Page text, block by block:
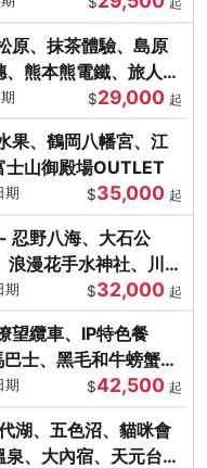
原、抹茶體驗、島原
熊本熊電鐵、旅人觀
$29,000 起
果、鶴岡八幡宮、江
士山御殿場OUTLET
期 $35,000 起
忍野八海、大石公
漫花手水神社、川越
期 $32,000 起
望纜車、IP特色餐
士、黑毛和牛螃蟹美
期 $42,500 起
湖、五色沼、貓咪會
、大內宿、天元台高